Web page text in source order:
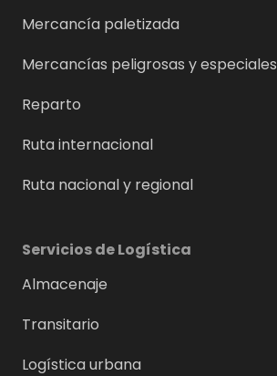
Mercancía paletizada
Mercancías peligrosas y especiales
Reparto
Ruta internacional
Ruta nacional y regional
Servicios de Logística
Almacenaje
Transitario
Logística urbana